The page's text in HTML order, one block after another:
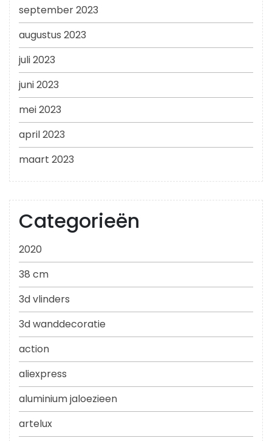
september 2023
augustus 2023
juli 2023
juni 2023
mei 2023
april 2023
maart 2023
Categorieën
2020
38 cm
3d vlinders
3d wanddecoratie
action
aliexpress
aluminium jaloezieen
artelux